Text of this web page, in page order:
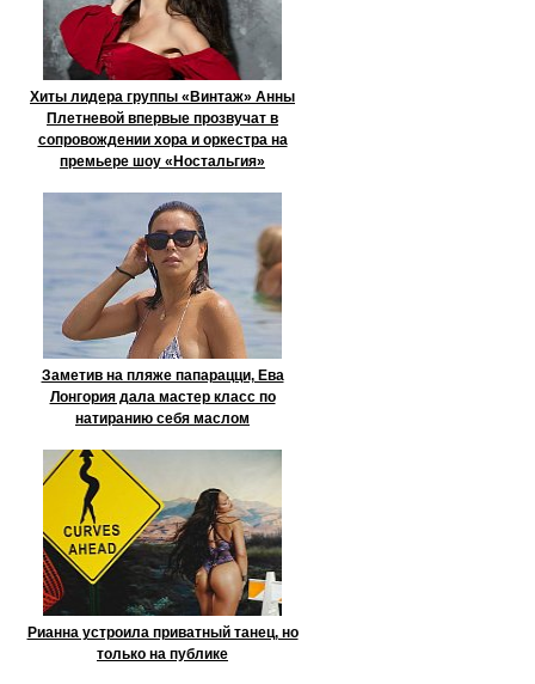
Хиты лидера группы «Винтаж» Анны
Плетневой впервые прозвучат в
сопровождении хора и оркестра на
премьере шоу «Ностальгия»
Заметив на пляже папарацци, Ева
Лонгория дала мастер класс по
натиранию себя маслом
Рианна устроила приватный танец, но
только на публике